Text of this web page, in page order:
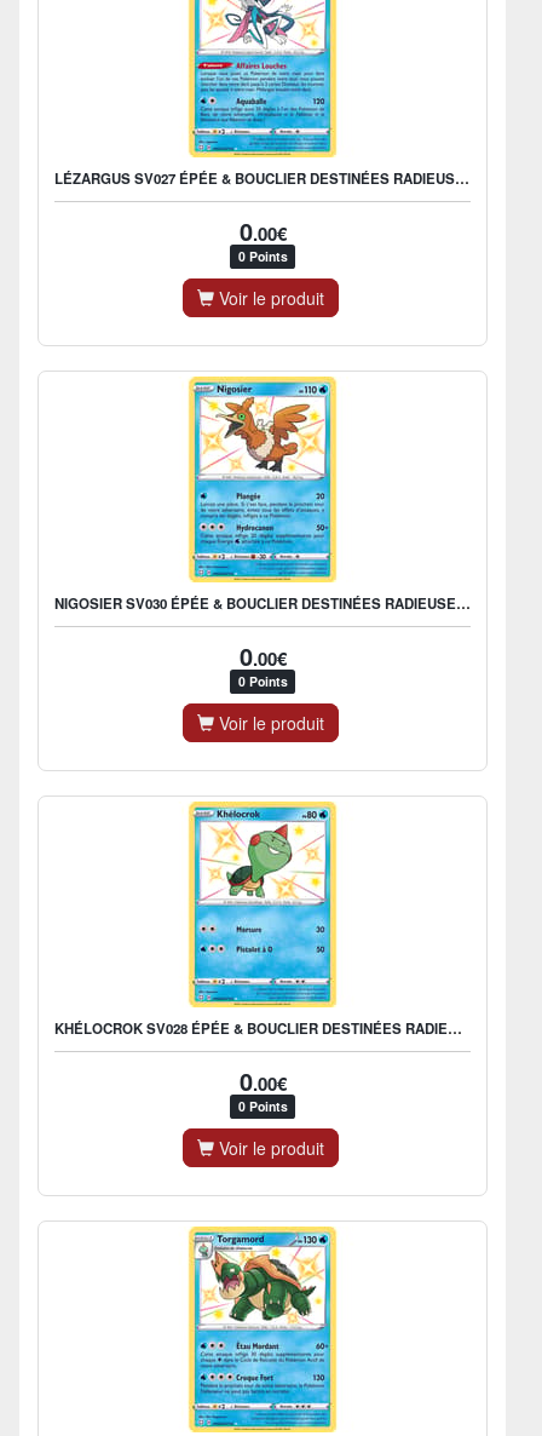
LÉZARGUS SV027 ÉPÉE & BOUCLIER DESTINÉES RADIEUSES EB045
0.00€
0 Points
Voir le produit
NIGOSIER SV030 ÉPÉE & BOUCLIER DESTINÉES RADIEUSES EB045
0.00€
0 Points
Voir le produit
KHÉLOCROK SV028 ÉPÉE & BOUCLIER DESTINÉES RADIEUSES EB045
0.00€
0 Points
Voir le produit